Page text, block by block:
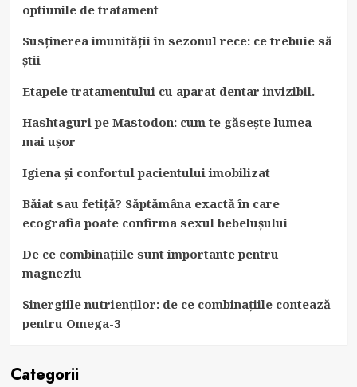
optiunile de tratament
Susținerea imunității în sezonul rece: ce trebuie să
știi
Etapele tratamentului cu aparat dentar invizibil.
Hashtaguri pe Mastodon: cum te găsește lumea
mai ușor
Igiena și confortul pacientului imobilizat
Băiat sau fetiță? Săptămâna exactă în care
ecografia poate confirma sexul bebelușului
De ce combinațiile sunt importante pentru
magneziu
Sinergiile nutrienților: de ce combinațiile contează
pentru Omega-3
Categorii